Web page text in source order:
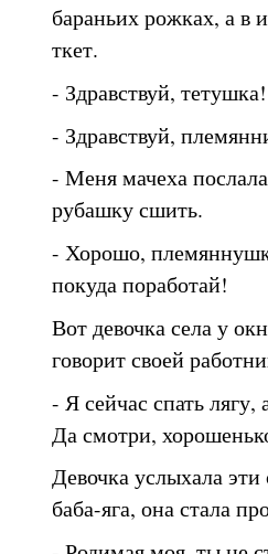
бараньих рожках, а в
ткет.
- Здравствуй, тетушка!
- Здравствуй,
- Меня мачеха
рубашку сшить.
- Хорошо,
покуда поработай!
Вот девочка села у
говорит своей
- Я сейчас спать
Да смотри,
Девочка услыхала
баба-яга, она стала